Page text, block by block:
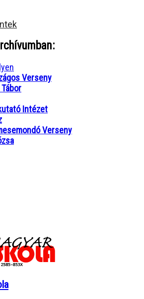
Verseny
Intézet
Verseny